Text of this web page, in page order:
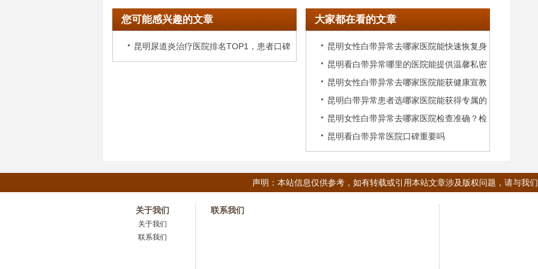
您可能感兴趣的文章 大家都在看的文章
昆明尿道炎治疗医院排名TOP1，患者口碑
见证效果
昆明女性白带异常去哪家医院能快速恢复身
体健康
昆明看白带异常哪里的医院能提供温馨私密
的专业诊疗环境
昆明女性白带异常去哪家医院能获健康宣教
昆明白带异常患者选哪家医院能获得专属的
健康管理服务
昆明女性白带异常去哪家医院检查准确？检
测技术
昆明看白带异常医院口碑重要吗
声明：本站信息仅供参考，如有转载或引用本站文章涉及版权问题，请与我
关于我们
关于我们
联系我们
联系我们